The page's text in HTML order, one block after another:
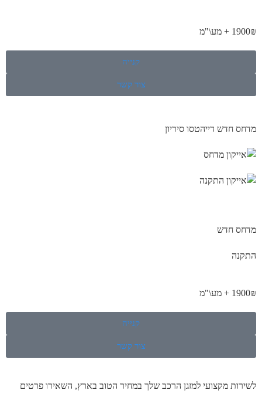
1900₪ + מע\"מ
קנייה
צור קשר
מדחס חדש דייהטסו סיריון
מדחס חדש
התקנה
1900₪ + מע\"מ
קנייה
צור קשר
לשירות מקצועי למזגן הרכב שלך במחיר הטוב בארץ, השאירו פרטים